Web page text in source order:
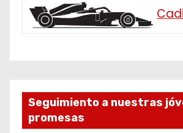
Seguimiento a nuestras
promesas